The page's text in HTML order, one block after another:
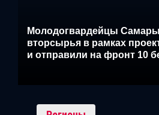
Молодогвардейцы
вторсырья в рамках
и отправили на фронт 10